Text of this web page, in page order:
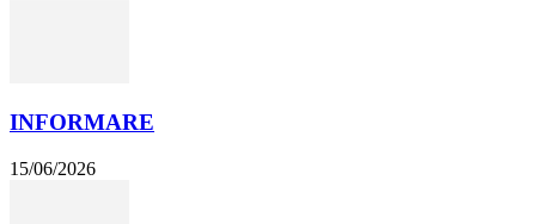
INFORMARE
15/06/2026